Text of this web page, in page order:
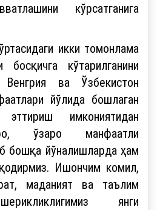
кўрсатганига
икки томонлама
босқичга кўтарилганини
ва Ўзбекистон
йўлида бошлаган
имкониятидан
ўзаро манфаатли
бошқа йўналишларда ҳам
Ишончим комил,
маданият ва таълим
янги